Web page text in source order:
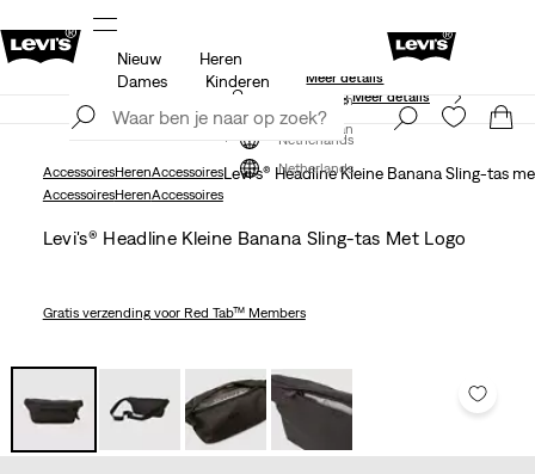
Gratis verzending voor Levi’s® Red Tab™ leden.
Meer details
Meld je nu aan
Netherlands
Nieuw
Heren
Dames
Kinderen
Unidays: Studenten krijgen 20% kortingMeer details
Meld je nu aan
Netherlands
AccessoiresHerenAccessoiresLevi's® Headline Kleine Banana Sling-tas
AccessoiresHerenAccessoires
Levi's® Headline Kleine Banana Sling-tas Met Logo
Gratis verzendingvoor Red Tab™ Members